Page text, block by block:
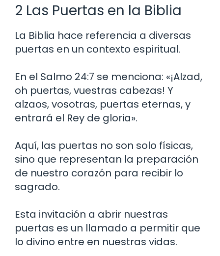
2 Las Puertas en la Biblia
La Biblia hace referencia a diversas
puertas en un contexto espiritual.
En el Salmo 24:7 se menciona: «¡Alzad,
oh puertas, vuestras cabezas! Y
alzaos, vosotras, puertas eternas, y
entrará el Rey de gloria».
Aquí, las puertas no son solo físicas,
sino que representan la preparación
de nuestro corazón para recibir lo
sagrado.
Esta invitación a abrir nuestras
puertas es un llamado a permitir que
lo divino entre en nuestras vidas.